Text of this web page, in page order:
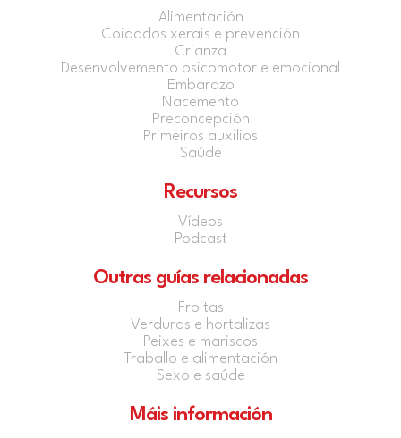
Alimentación
Coidados xerais e prevención
Crianza
Desenvolvemento psicomotor e emocional
Embarazo
Nacemento
Preconcepción
Primeiros auxilios
Saúde
Recursos
Vídeos
Podcast
Outras guías relacionadas
Froitas
Verduras e hortalizas
Peixes e mariscos
Traballo e alimentación
Sexo e saúde
Máis información